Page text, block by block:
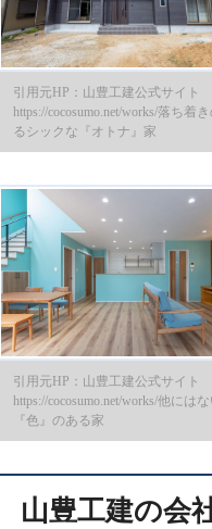
引用元HP：山豊工建公式サイト
https://cocosumo.net/works/落ち着
るシックな『オトナ』家
引用元HP：山豊工建公式サイト
https://cocosumo.net/works/他には
『色』のある家
山豊工建の会